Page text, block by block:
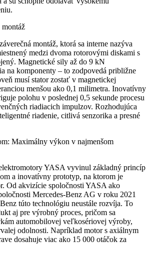
montáž, ktorá sa interne nazýva
medzi dvoma rotorovými diskami s
Magnetické sily až do 9 kN
na komponenty – to zodpovedá približne
musí stator zostať v magnetickej
menšou ako 0,1 milimetra. Inovatívny
polohu v poslednej 0,5 sekunde procesu
riadiacich impulzov. Rozhodujúca
riadenie, citlivá senzorika a presné
Maximálny výkon v najmenšom
YASA vyvinul základný princíp
a inovatívny prototyp, na ktorom je
Od akvizície spoločnosti YASA ako
Mercedes-Benz AG v roku 2021
túto technológiu neustále rozvíja. To
aj pre výrobný proces, pričom sa
automobilovej veľkosériovej výroby,
odolnosti. Napríklad motor s axiálnym
dosahuje viac ako 15 000 otáčok za